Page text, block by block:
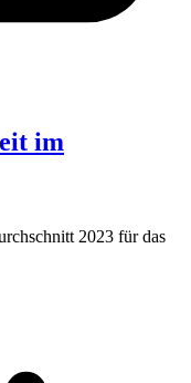
im
2023 für das